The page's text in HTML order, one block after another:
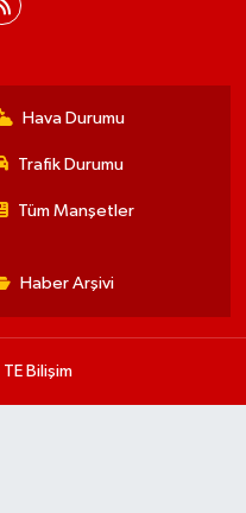
Hava Durumu
Trafik Durumu
Tüm Manşetler
Haber Arşivi
TE Bilişim